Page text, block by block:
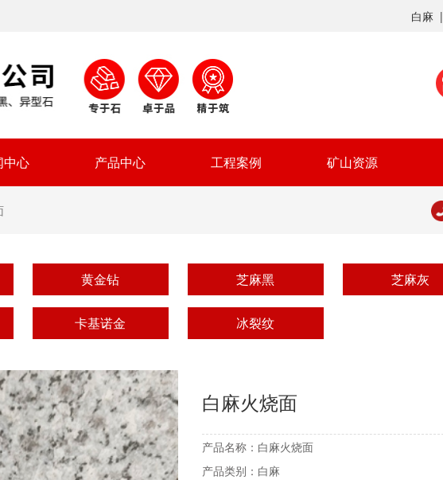
白麻 |
中心 产品中心 工程案例 矿山资源
黄金钻 芝麻黑 芝麻灰
卡基诺金 冰裂纹
白麻火烧面
产品名称： 白麻火烧面
产品类别： 白麻